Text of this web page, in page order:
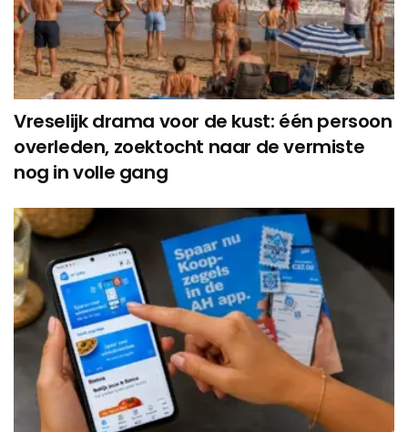
Vreselijk drama voor de kust: één persoon
overleden, zoektocht naar de vermiste
nog in volle gang